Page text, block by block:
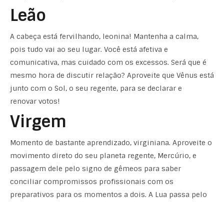
Leão
A cabeça está fervilhando, leonina! Mantenha a calma,
pois tudo vai ao seu lugar. Você está afetiva e
comunicativa, mas cuidado com os excessos. Será que é
mesmo hora de discutir relação? Aproveite que Vênus está
junto com o Sol, o seu regente, para se declarar e
renovar votos!
Virgem
Momento de bastante aprendizado, virginiana. Aproveite o
movimento direto do seu planeta regente, Mercúrio, e
passagem dele pelo signo de gêmeos para saber
conciliar compromissos profissionais com os
preparativos para os momentos a dois. A Lua passa pelo